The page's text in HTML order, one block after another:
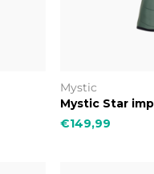
Mystic
Mystic Star
€149,99